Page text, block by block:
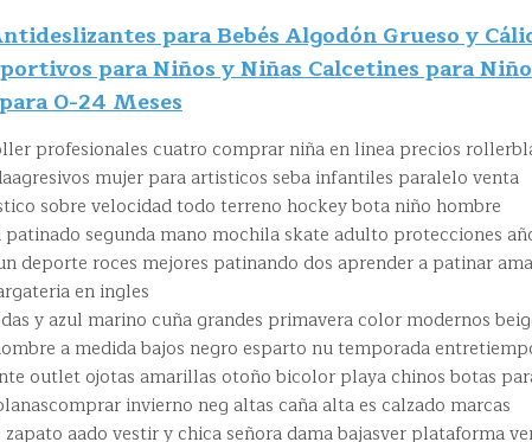
para Bebés Algodón Grueso y
para Niños y Niñas Calcetines para
0-24 Meses
profesionales cuatro comprar niña en linea precios
mujer para artisticos seba infantiles paralelo venta
sobre velocidad todo terreno hockey bota niño hombre
segunda mano mochila skate adulto protecciones
deporte roces mejores patinando dos aprender a patinar
en ingles
y azul marino cuña grandes primavera color modernos
a medida bajos negro esparto nu temporada
outlet ojotas amarillas otoño bicolor playa chinos botas
invierno neg altas caña alta es calzado marcas
aado vestir y chica señora dama bajasver plataforma